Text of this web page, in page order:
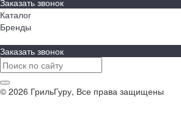
Каталог
Бренды
Заказать звонок
© 2026 ГрильГуру, Все права защищены